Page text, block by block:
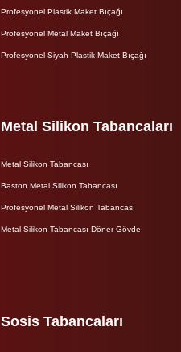
Profesyonel Plastik Maket Bıçağı
Profesyonel Metal Maket Bıçağı
Profesyonel Siyah Plastik Maket Bıçağı
Metal Silikon Tabancaları
Metal Silikon Tabancası
Baston Metal Silikon Tabancası
Profesyonel Metal Silikon Tabancası
Metal Silikon Tabancası Döner Gövde
Sosis Tabancaları